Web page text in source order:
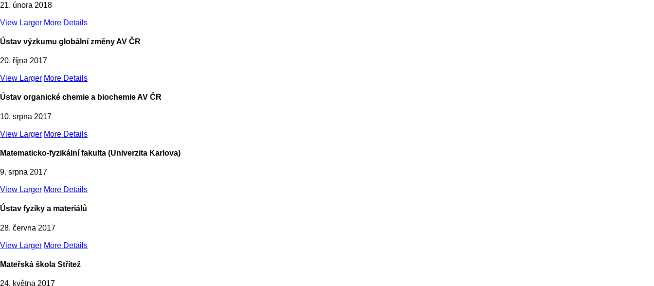
21. února 2018
View Larger More Details
Ústav výzkumu globální změny AV ČR
20. října 2017
View Larger More Details
Ústav organické chemie a biochemie AV ČR
10. srpna 2017
View Larger More Details
Matematicko-fyzikální fakulta (Univerzita Karlova)
9. srpna 2017
View Larger More Details
Ústav fyziky a materiálů
28. června 2017
View Larger More Details
Mateřská škola Střítež
24. května 2017